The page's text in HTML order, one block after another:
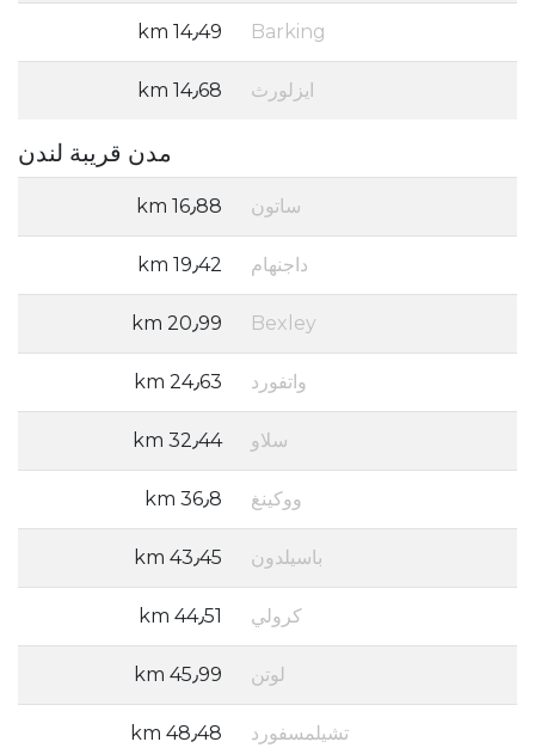
Barking 14٫49 km
ايزلورث 14٫68 km
مدن قريبة لندن
‫ساتون‬ 16٫88 km
داجنهام 19٫42 km
Bexley 20٫99 km
واتفورد 24٫63 km
سلاو 32٫44 km
ووكينغ 36٫8 km
باسيلدون 43٫45 km
كرولي 44٫51 km
لوتن 45٫99 km
تشيلمسفورد 48٫48 km